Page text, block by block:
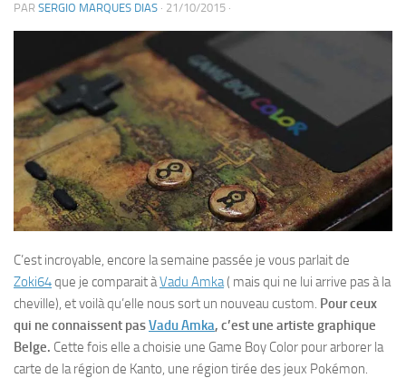
PAR SERGIO MARQUES DIAS · 21/10/2015 ·
C’est incroyable, encore la semaine passée je vous parlait de
Zoki64que je comparait àVadu Amka( mais qui ne lui arrive pas à la
cheville), et voilà qu’elle nous sort un nouveau custom. Pour ceux
qui ne connaissent pasVadu Amka, c’est une artiste graphique
Belge. Cette fois elle a choisie une Game Boy Color pour arborer la
carte de la région de Kanto, une région tirée des jeux Pokémon.